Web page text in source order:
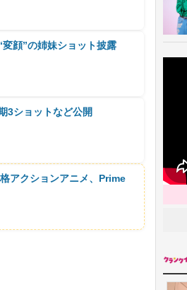
顔”の姉妹ショット披露
3ショットなど公開
アクションアニメ、Prime